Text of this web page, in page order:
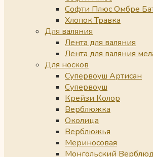
Софти Плюс Омбре
Хлопок Травка
Для валяния
Лента для валяния
Лента для валяния
Для носков
Супервоуш Артисан
Супервоуш
Крейзи Колор
Верблюжка
Околица
Верблюжья
Мериносовая
Монгольский Верблюд